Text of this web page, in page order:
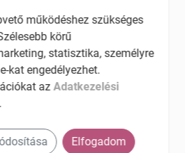
ellen 50 ml
MEGNÉZEM
3729 Ft
működéshez szükséges
körű
statisztika, személyre
kat engedélyezhet.
azAdatkezelési
Elfogadom